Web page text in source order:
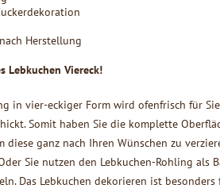
Herstellung
Lebkuchen Viereck!
in vier-eckiger Form wird ofenfrisch für
Somit haben Sie die komplette
diese ganz nach Ihren Wünschen zu
Sie nutzen den Lebkuchen-Rohling als
Das Lebkuchen dekorieren ist